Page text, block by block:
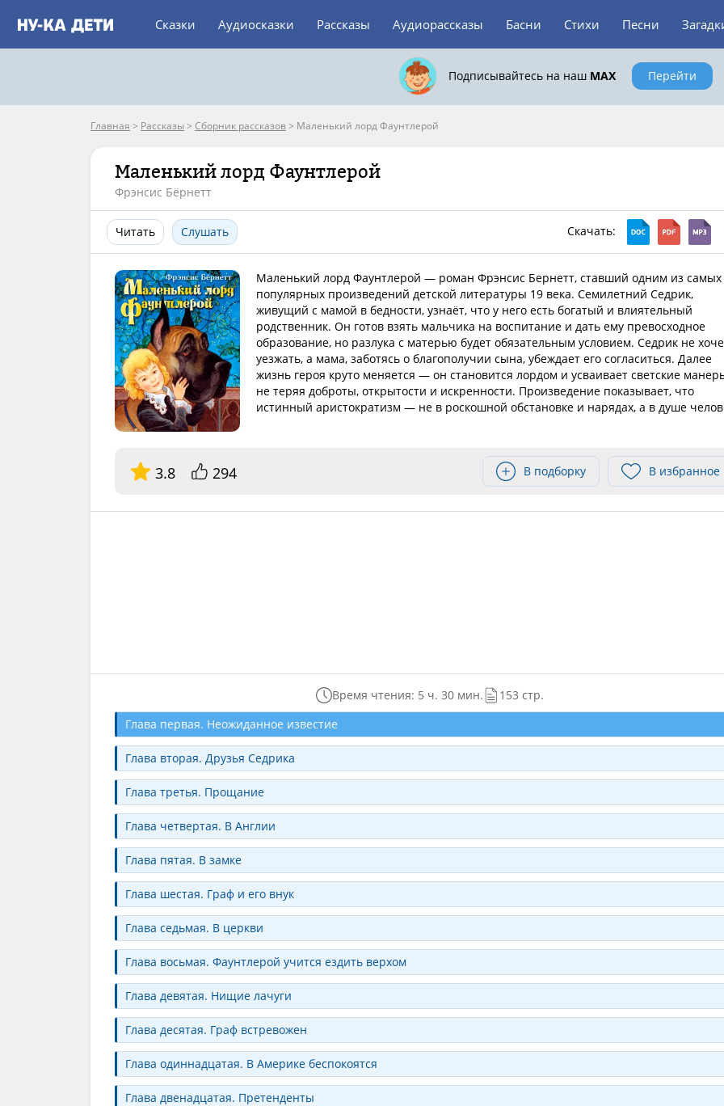
Сказки Аудиосказки Рассказы Аудиорассказы Басни Стихи Песни
Подписывайтесь на наш MAX Перейти
Главная > Рассказы > Сборник рассказов> Маленький лорд Фаунтлерой
Маленький лорд Фаунтлерой
Фрэнсис Бёрнетт
Читать Слушать Скачать:
Маленький лорд Фаунтлерой — роман Фрэнсис Бернетт, ставший одним из самых
популярных произведений детской литературы 19 века. Семилетний Седрик,
живущий с мамой в бедности, узнаёт, что у него есть богатый и влиятельный
родственник. Он готов взять мальчика на воспитание и дать ему превосходное
образование, но разлука с матерью будет обязательным условием. Седрик не
уезжать, а мама, заботясь о благополучии сына, убеждает его согласиться. Далее
жизнь героя круто меняется — он становится лордом и усваивает светские
не теряя доброты, открытости и искренности. Произведение показывает, что
истинный аристократизм — не в роскошной обстановке и нарядах, а в душе
3.8 294 В подборку В избранное
Время чтения: 5 ч. 30 мин.
153 стр.
Глава первая. Неожиданное известие
Глава вторая. Друзья Седрика
Глава третья. Прощание
Глава четвертая. В Англии
Глава пятая. В замке
Глава шестая. Граф и его внук
Глава седьмая. В церкви
Глава восьмая. Фаунтлерой учится ездить верхом
Глава девятая. Нищие лачуги
Глава десятая. Граф встревожен
Глава одиннадцатая. В Америке беспокоятся
Глава двенадцатая. Претенденты